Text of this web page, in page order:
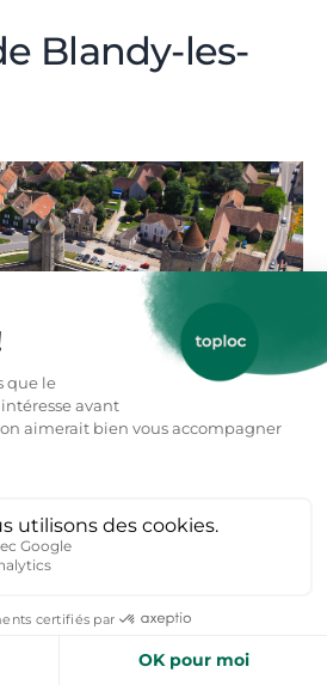
Blandy-les-
de
fait partie
Châteaux de